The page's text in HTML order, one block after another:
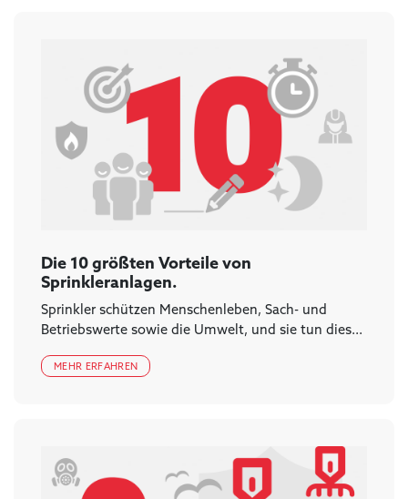
Die 10 größten Vorteile von
Sprinkleranlagen.
Sprinkler schützen Menschenleben, Sach- und
Betriebswerte sowie die Umwelt, und sie tun dies...
MEHR ERFAHREN